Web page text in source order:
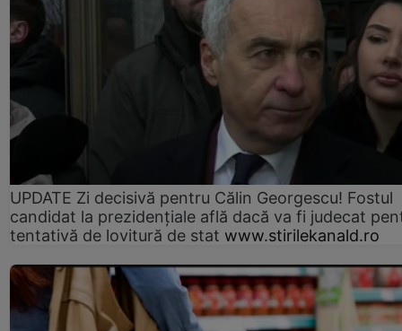
UPDATE Zi decisivă pentru Călin Georgescu! Fostul
candidat la prezidențiale află dacă va fi judecat
tentativă de lovitură de stat www.stirilekanald.ro